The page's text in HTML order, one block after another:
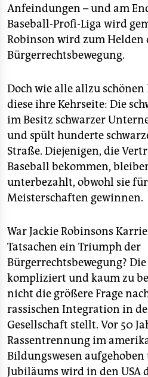
epaper login
Anfeindungen – und am
Baseball-Profi-Liga wird
Robinson wird zum Helden
Bürgerrechtsbewegung.
Doch wie alle allzu schönen
diese ihre Kehrseite: Die
im Besitz schwarzer
und spült hunderte
Straße. Diejenigen, die
Baseball bekommen,
unterbezahlt, obwohl sie
Meisterschaften gewinnen.
War Jackie Robinsons
Tatsachen ein Triumph der
Bürgerrechtsbewegung?
kompliziert und kaum zu
nicht die größere Frage
rassischen Integration in
Gesellschaft stellt. Vor 50
Rassentrennung im
Bildungswesen
Jubiläums wird in den USA